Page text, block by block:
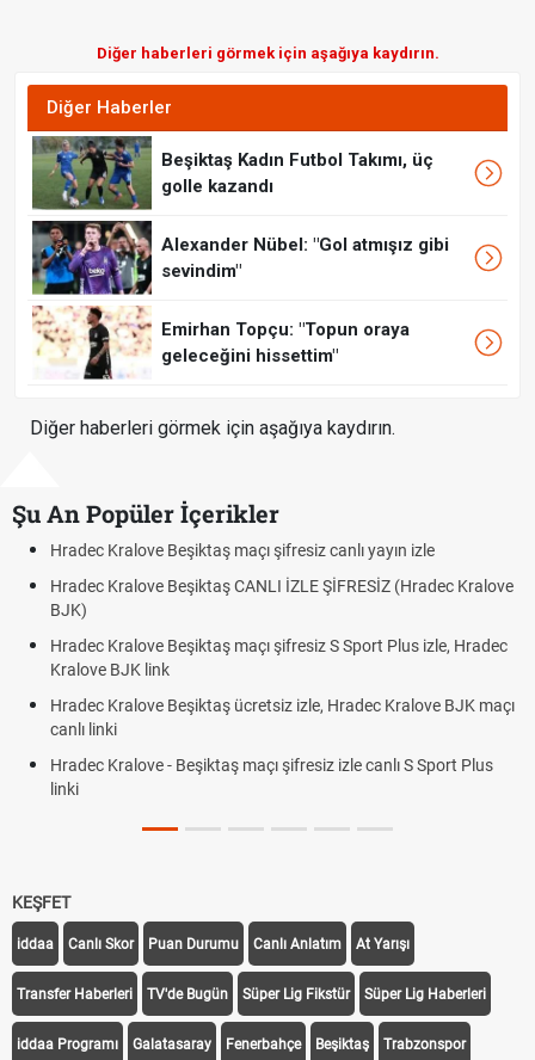
Diğer haberleri görmek için aşağıya kaydırın.
Diğer Haberler
Beşiktaş Kadın Futbol Takımı, üç
golle kazandı
Alexander Nübel: "Gol atmışız gibi
sevindim"
Emirhan Topçu: "Topun oraya
geleceğini hissettim"
Diğer haberleri görmek için aşağıya kaydırın.
Şu An Popüler İçerikler
Kralove Beşiktaş maçı şifresiz canlı yayın izle
Kralove Beşiktaş CANLI İZLE ŞİFRESİZ (Hradec Kralove
Kralove Beşiktaş maçı şifresiz S Sport Plus izle, Hradec
BJK link
Kralove Beşiktaş ücretsiz izle, Hradec Kralove BJK maçı
linki
Kralove - Beşiktaş maçı şifresiz izle canlı S Sport Plus
KEŞFET
iddaa Canlı Skor Puan Durumu Canlı Anlatım At Yarışı
Transfer Haberleri TV'de Bugün Süper Lig Fikstür Süper Lig Haberleri
iddaa Programı Galatasaray Fenerbahçe Beşiktaş Trabzonspor